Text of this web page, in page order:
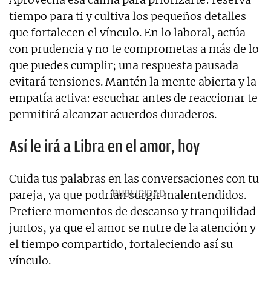
tiempo para ti y cultiva los pequeños detalles
que fortalecen el vínculo. En lo laboral, actúa
con prudencia y no te comprometas a más de lo
que puedes cumplir; una respuesta pausada
evitará tensiones. Mantén la mente abierta y la
empatía activa: escuchar antes de reaccionar te
permitirá alcanzar acuerdos duraderos.
Así le irá a Libra en el amor, hoy
Cuida tus palabras en las conversaciones con tu
pareja, ya que podrían surgir malentendidos.
Prefiere momentos de descanso y tranquilidad
juntos, ya que el amor se nutre de la atención y
el tiempo compartido, fortaleciendo así su
vínculo.